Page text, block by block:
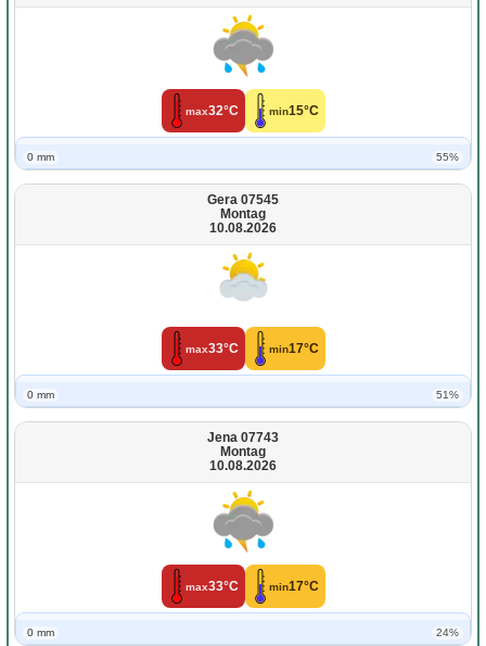
max32°C min15°C
0 mm 55%
Gera 07545
Montag
10.08.2026
max33°C min17°C
0 mm 51%
Jena 07743
Montag
10.08.2026
max33°C min17°C
0 mm 24%